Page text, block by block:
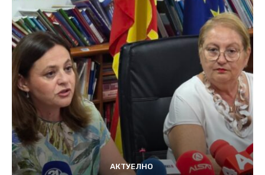
АКТУЕЛНО